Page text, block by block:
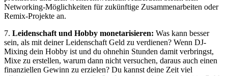
Networking-Möglichkeiten für zukünftige Zusammenarbeiten oder
Remix-Projekte an.
7. Leidenschaft⁢ und Hobby monetarisieren: Was kann besser
sein, als mit deiner Leidenschaft Geld zu verdienen? Wenn DJ-
Mixing dein Hobby ist und du ohnehin Stunden damit verbringst,‌
Mixe zu erstellen, warum dann⁣ nicht versuchen, daraus auch einen
finanziellen​ Gewinn zu erzielen? Du kannst ​deine Zeit viel